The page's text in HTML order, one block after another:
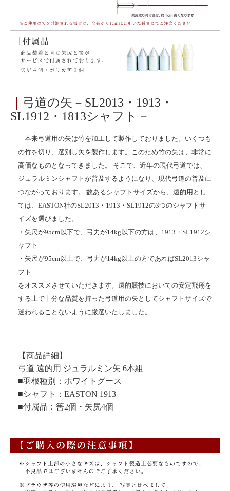
弓道の矢－SL2013・1913・
SL1912・1813シャフト－
本来弓道用の矢は竹を加工して製作しておりました。いくつも
の竹を切り、選別し矢を製作します。このため竹の矢は、非常に
高価なものとなってきました。 そこで、近年の現代弓道では、
ジュラルミンシャフトが普及するようになり、現代弓道の普及に
つながっております。 数あるシャフトサイズから、遠的用とし
ては、EASTON社のSL2013・1913・SL1912の3つのシャフトサ
イズを選びました。
・矢尺が95cm以下で、弓力が14kg以下の方は、1913・SL1912シ
ャフト
・矢尺が95cm以上で、弓力が14kg以上の方であればSL2013シャ
フト
をオススメさせていただきます。遠的競技においての安定飛翔を
する上で十分な品質を持った弓道用の矢としてシャフトサイズで
迷われることないように厳選いたしました。
【商品詳細】
弓道 遠的用 ジュラルミン矢 6本組
■羽根種別：ホワイトグース
■シャフト：EASTON 1913
■付属品：筈2個・矢尻4個